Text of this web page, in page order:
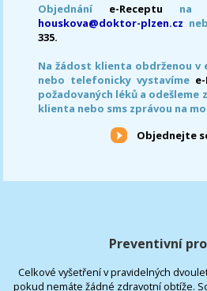
Objednání e-Receptu na
houskova@doktor-plzen.cz
335.
Na žádost klienta obdrženou
nebo telefonicky vystavíme
požadovaných léků a odešleme
klienta nebo sms zprávou na
Objednejte
Preventivní
Celkové vyšetření v pravidelných
pokud nemáte žádné zdravotní obtíže.